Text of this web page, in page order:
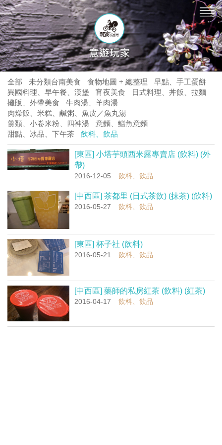
全部 未分類台南美食 食物地圖 + 總整理
早點、手工蛋餅
異國料理、早午餐、漢堡
宵夜美食
日式料理、丼飯、拉麵
攤販、外帶美食
牛肉湯、羊肉湯
肉燥飯、米糕、鹹粥、魚皮／魚丸湯
羹類、小卷米粉、四神湯
意麵、鱔魚意麵
甜點、冰品、下午茶
飲料、飲品
[東區] 小塔芋頭西米露專賣店 (飲料) (外
帶)
2016-12-05 飲料、飲品
[中西區] 茶都里 (日式茶飲) (抹茶) (飲料)
2016-05-27 飲料、飲品
[東區] 杯子社 (飲料)
2016-05-21 飲料、飲品
[中西區] 藥師的私房紅茶 (飲料) (紅茶)
2016-04-17 飲料、飲品